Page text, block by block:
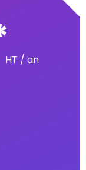
HT / an